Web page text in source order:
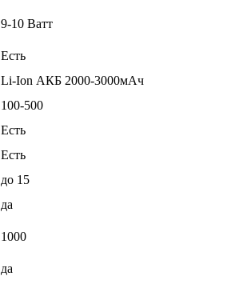
9-10 Ватт
Есть
Li-Ion АКБ 2000-3000мАч
100-500
Есть
Есть
до 15
да
1000
да